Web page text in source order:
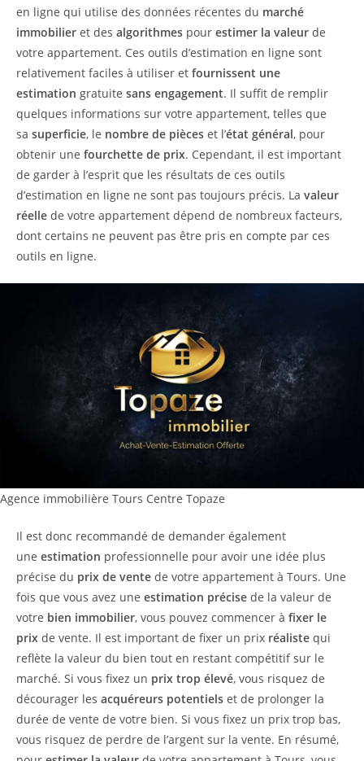
en ligne qui utilise des données récentes du marché
immobilier et des algorithmes pour estimer la valeur de
votre appartement. Ces outils d’estimation en ligne sont
relativement faciles à utiliser et fournissent une
estimation gratuite sans engagement. Il suffit de remplir
quelques informations sur votre appartement, telles que
sa superficie, le nombre de pièces et l’état général, pour
obtenir une fourchette de prix. Cependant, il est important
de garder à l’esprit que les résultats de ces outils
d’estimation en ligne ne sont pas toujours précis. La valeur
réelle de votre appartement dépend de nombreux facteurs,
dont certains ne peuvent pas être pris en compte par ces
outils en ligne.
Agence immobilière Tours Centre Topaze
Il est donc recommandé de demander également
une estimation professionnelle pour avoir une idée plus
précise du prix de vente de votre appartement à Tours. Une
fois que vous avez une estimation précise de la valeur de
votre bien immobilier, vous pouvez commencer à fixer le
prix de vente. Il est important de fixer un prix réaliste qui
reflète la valeur du bien tout en restant compétitif sur le
marché. Si vous fixez un prix trop élevé, vous risquez de
décourager les acquéreurs potentiels et de prolonger la
durée de vente de votre bien. Si vous fixez un prix trop bas,
vous risquez de perdre de l’argent sur la vente. En résumé,